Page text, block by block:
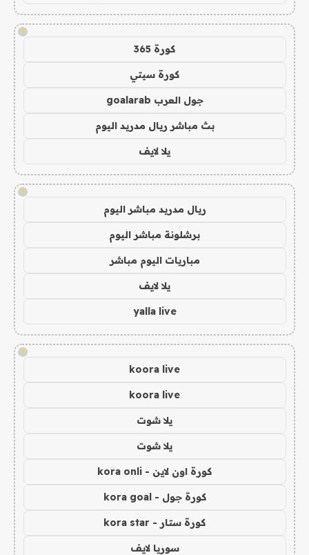
!
كورة 365
كورة سيتي
جول العرب goalarab
بث مباشر ريال مدريد اليوم
يلا لايف
!
ريال مدريد مباشر اليوم
برشلونة مباشر اليوم
مباريات اليوم مباشر
يلا لايف
yalla live
!
koora live
koora live
يلا شوت
يلا شوت
كورة اون لاين - kora onli
كورة جول - kora goal
كورة ستار - kora star
سوريا لايف